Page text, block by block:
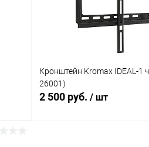
Кронштейн Kromax IDEAL-1
26001)
2 500 руб. / шт